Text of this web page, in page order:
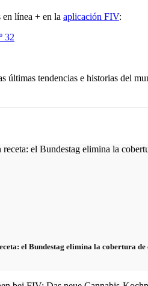
en línea + en la aplicación FIV:
32
últimas tendencias e historias del
el Bundestag elimina la cobertura